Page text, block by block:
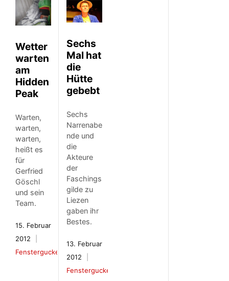
Wetter
warten
am
Hidden
Peak
Warten,
warten,
warten,
heißt es
für
Gerfried
Göschl
und sein
Team.
15. Februar
2012
Fenstergucker
Sechs
Mal hat
die
Hütte
gebebt
Sechs
Narrenabe
nde und
die
Akteure
der
Faschings
gilde zu
Liezen
gaben ihr
Bestes.
13. Februar
2012
Fenstergucker